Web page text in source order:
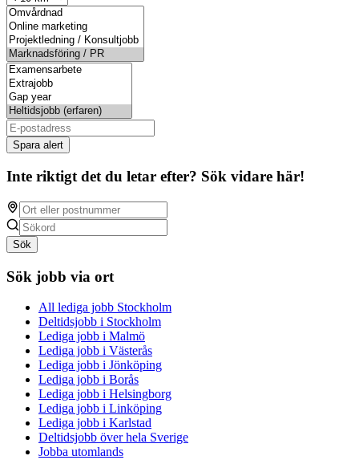
Spara alert
Inte riktigt det du letar efter? Sök vidare här!
Sök
Sök jobb via ort
All lediga jobb Stockholm
Deltidsjobb i Stockholm
Lediga jobb i Malmö
Lediga jobb i Västerås
Lediga jobb i Jönköping
Lediga jobb i Borås
Lediga jobb i Helsingborg
Lediga jobb i Linköping
Lediga jobb i Karlstad
Deltidsjobb över hela Sverige
Jobba utomlands